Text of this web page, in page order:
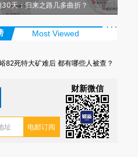
天：归来之路几多曲折？
Most Viewed
82死特大矿难后 都有哪些人被查？
财新微信